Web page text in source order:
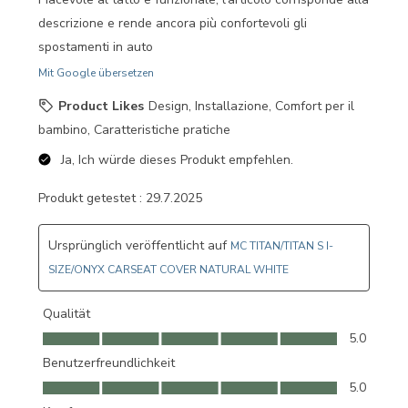
descrizione e rende ancora più confortevoli gli
spostamenti in auto
Mit Google übersetzen
Product Likes Design, Installazione, Comfort per il
bambino, Caratteristiche pratiche
Ja, Ich würde dieses Produkt empfehlen.
Produkt getestet : 29.7.2025
Ursprünglich veröffentlicht auf MC TITAN/TITAN S I-
SIZE/ONYX CARSEAT COVER NATURAL WHITE
Qualität
Qualität, 5.0 von 5
5.0
Benutzerfreundlichkeit
Benutzerfreundlichkeit, 5.0 von 5
5.0